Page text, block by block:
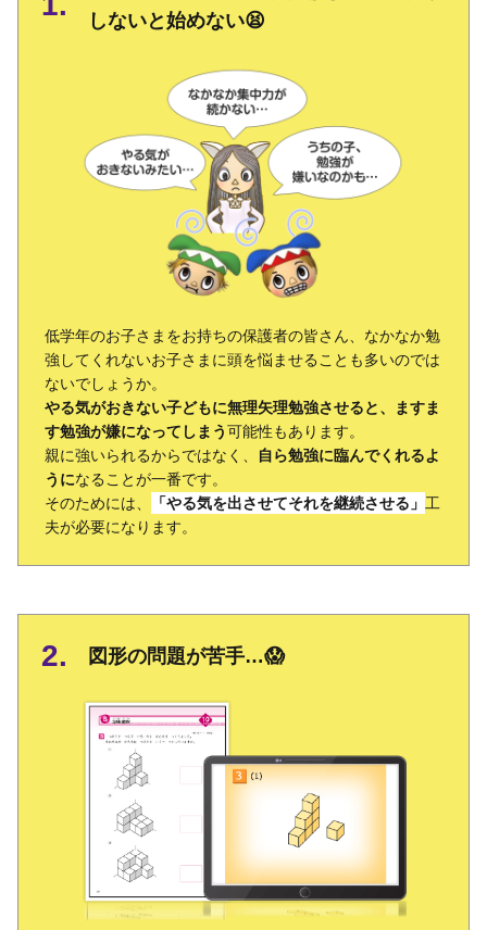
しないと始めない😫
低学年のお子さまをお持ちの保護者の皆さん、なかなか勉
強してくれないお子さまに頭を悩ませることも多いのでは
ないでしょうか。
やる気がおきない子どもに無理矢理勉強させると、ますま
す勉強が嫌になってしまう可能性もあります。
親に強いられるからではなく、
自ら勉強に臨んでくれるよ
うになることが一番です。
そのためには、
「やる気を出させてそれを継続させる」 工
夫が必要になります。
図形の問題が苦手…😱